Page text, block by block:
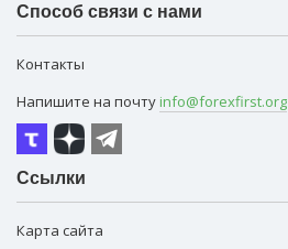
Способ связи с нами
Контакты
Напишите на почту info@forexfirst.org
Ссылки
Карта сайта